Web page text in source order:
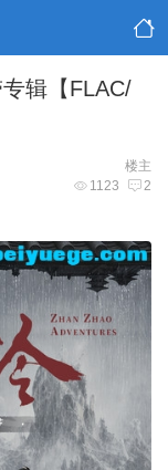
辑【FLAC/
楼主
1123 2